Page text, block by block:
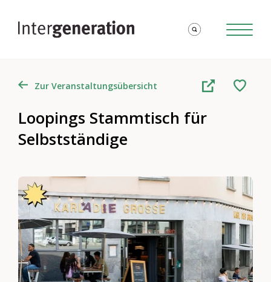
Zur Veranstaltungsübersicht
Loopings Stammtisch für
Selbstständige